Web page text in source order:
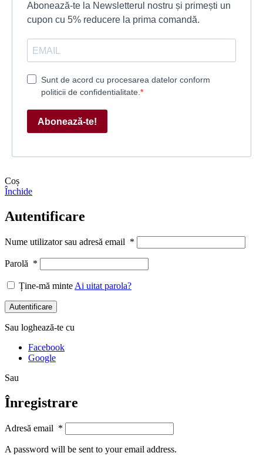
Abonează-te la Newsletterul nostru și primești un
cupon cu 5% reducere la prima comandă.
Sunt de acord cu procesarea datelor conform
politicii de confidentialitate.
Abonează-te!
Coș
Închide
Autentificare
Nume utilizator sau adresă email *
Parolă *
Ține-mă minte Ai uitat parola?
Autentificare
Sau loghează-te cu
Facebook
Google
Sau
Înregistrare
Adresă email *
A password will be sent to your email address.